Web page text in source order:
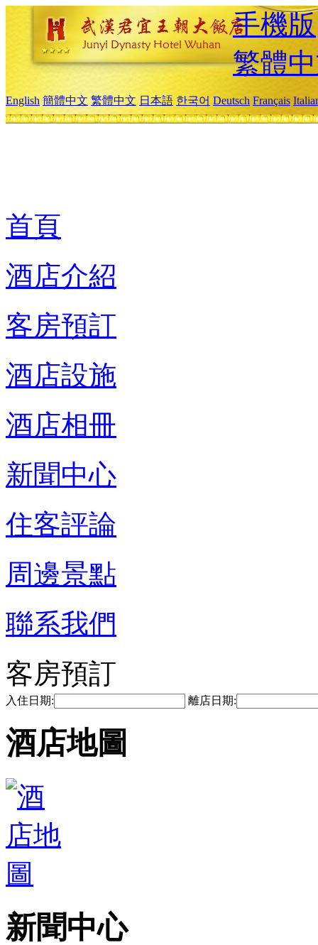
手機版
繁體
English 簡體中文 繁體中文 日本語 한국어 Deutsch Français
首頁
酒店介紹
客房預訂
酒店設施
酒店相冊
新聞中心
住客評論
周邊景點
聯系我們
客房預訂
入住日期: 離店日期:
酒店地圖
新聞中心